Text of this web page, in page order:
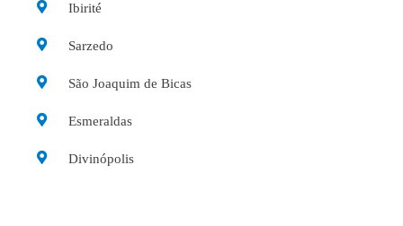
Ibirité
Sarzedo
São Joaquim de Bicas
Esmeraldas
Divinópolis